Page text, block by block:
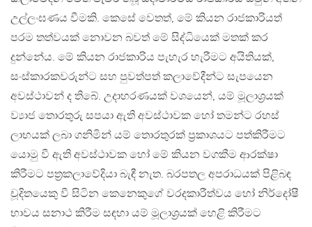
උල්ලංඝණය වීමකි. කෙසේ වෙතත්, මේ කියන රාජකාරියත්
පරම තත්වයක් නොවන බවත් මේ සිද්ධියෙක් මතක් කර
දුන්නේය. මේ කියන රාජකාරිය පැහැර හැරීමට අයිතියක්,
සංස්කාරකවරුන්ට සහ පුවත්පත් කලාවේදීන්ට සැපයෙන
අවස්ථාවන් ද තිබේ. උදාහරණයක් වශයෙන්, යම් මූලාශ‍්‍රයක්
ව්‍යාජ තොරතුරු සපයා ඇති අවස්ථාවක හෝ තමන්ට රහස්
ලාභයක් ලබා ගනිමින් යම් තොරතුරක් ප‍්‍රකාශයට පත්කිරීමට
යොමු වී ඇති අවස්ථාවක හෝ මේ කියන වගකීම ආරක්ෂා
කිරීමට පත‍්‍රකලාවේදියා බැඳී නැත. බරපතල අපරාධයක් පිළිබඳ
චූදිතයෙකු වී සිටින කෙනෙකුගේ වරදකාරීත්වය හෝ නිර්දෝෂී
භාවය සනාථ කිරීම සඳහා යම් මූලාශ‍්‍රයක් හෙළි කිරීමට